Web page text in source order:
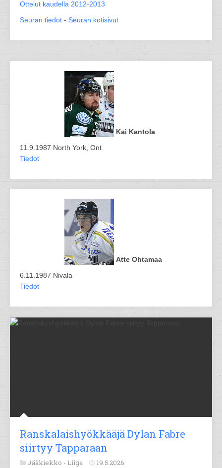
Ottelut kaudella 2012-2013
Seuran tiedot - Seuran kotisivut
Kai Kantola
11.9.1987 North York, Ont
Tiedot
Atte Ohtamaa
6.11.1987 Nivala
Tiedot
Ranskalaishyökkääjä Dylan Fabre
siirtyy Tapparaan
Jääkiekko - Liiga 19.5.2026